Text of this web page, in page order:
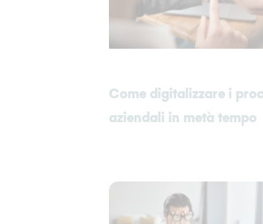
Come digitalizzare i
aziendali in metà tempo